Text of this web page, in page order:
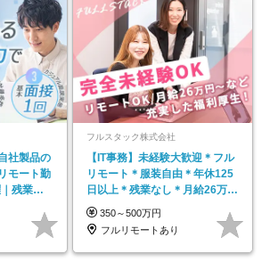
社製品の
モート勤
残業少
活躍
フルスタック株式会社
【IT事務】未経験大歓迎＊フル
リモート＊服装自由＊年休125
日以上＊残業なし＊月給26万円
以上
350～500万円
フルリモートあり